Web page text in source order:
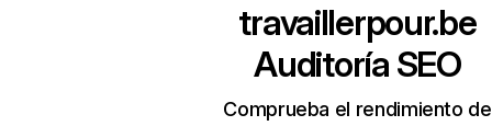
travaillerpour.be
Auditoría SEO
Comprueba el rendimiento de